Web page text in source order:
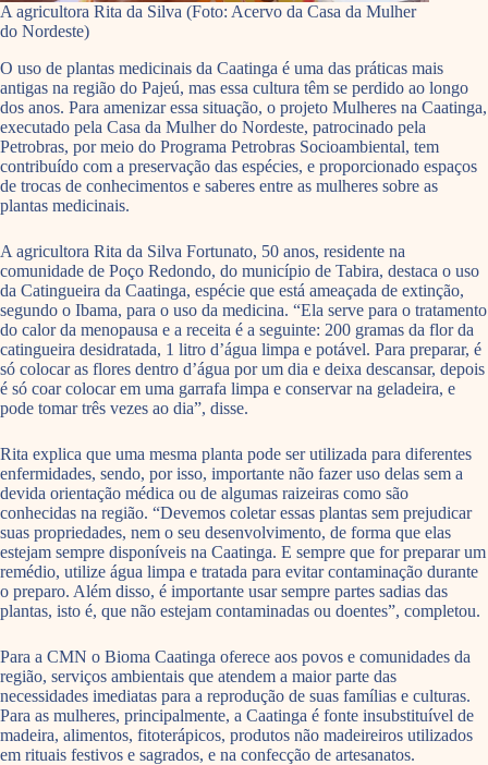
A agricultora Rita da Silva (Foto: Acervo da Casa da Mulher
do Nordeste)
O uso de plantas medicinais da Caatinga é uma das práticas mais
antigas na região do Pajeú, mas essa cultura têm se perdido ao longo
dos anos. Para amenizar essa situação, o projeto Mulheres na Caatinga,
executado pela Casa da Mulher do Nordeste, patrocinado pela
Petrobras, por meio do Programa Petrobras Socioambiental, tem
contribuído com a preservação das espécies, e proporcionado espaços
de trocas de conhecimentos e saberes entre as mulheres sobre as
plantas medicinais.
A agricultora Rita da Silva Fortunato, 50 anos, residente na
comunidade de Poço Redondo, do município de Tabira, destaca o uso
da Catingueira da Caatinga, espécie que está ameaçada de extinção,
segundo o Ibama, para o uso da medicina. “Ela serve para o tratamento
do calor da menopausa e a receita é a seguinte: 200 gramas da flor da
catingueira desidratada, 1 litro d’água limpa e potável. Para preparar, é
só colocar as flores dentro d’água por um dia e deixa descansar, depois
é só coar colocar em uma garrafa limpa e conservar na geladeira, e
pode tomar três vezes ao dia”, disse.
Rita explica que uma mesma planta pode ser utilizada para diferentes
enfermidades, sendo, por isso, importante não fazer uso delas sem a
devida orientação médica ou de algumas raizeiras como são
conhecidas na região. “Devemos coletar essas plantas sem prejudicar
suas propriedades, nem o seu desenvolvimento, de forma que elas
estejam sempre disponíveis na Caatinga. E sempre que for preparar um
remédio, utilize água limpa e tratada para evitar contaminação durante
o preparo. Além disso, é importante usar sempre partes sadias das
plantas, isto é, que não estejam contaminadas ou doentes”, completou.
Para a CMN o Bioma Caatinga oferece aos povos e comunidades da
região, serviços ambientais que atendem a maior parte das
necessidades imediatas para a reprodução de suas famílias e culturas.
Para as mulheres, principalmente, a Caatinga é fonte insubstituível de
madeira, alimentos, fitoterápicos, produtos não madeireiros utilizados
em rituais festivos e sagrados, e na confecção de artesanatos.